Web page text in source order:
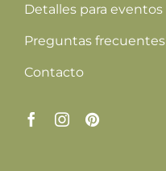
Detalles para eventos
Preguntas frecuentes
Contacto